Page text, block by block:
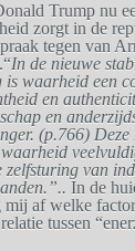
Trump nu
zorgt in de
tegen van
In de nieuwe
waarheid een
en
en
(p.766)
van
In de
mij af welke
tussen